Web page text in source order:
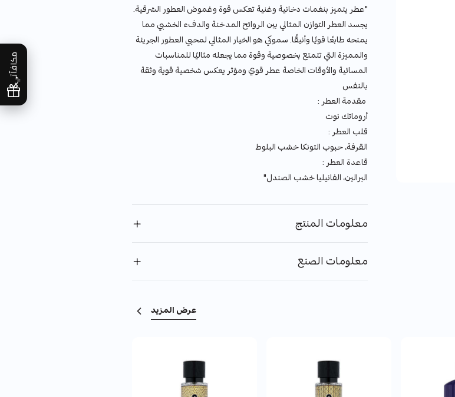
مكافآتي
"عطر يتميز بنغمات دخانية وغنية تعكس قوة وغموض العطور الشرقية.
يجسد العطر التوازن المثالي بين الروائح المدخنة والدفء الخشبي مما
يمنحه طابعًا قويًا وأنيقًا. سموكي هو الخيار المثالي لمحبي العطور الجريئة
والمميزة التي تتمتع بخصوصية وقوة مما يجعله مثاليًا للمناسبات
المسائية والأوقات الخاصة عطر قوي ومؤثر يعكس شخصية قوية وثقة
بالنفس
مقدمة العطر :
أروماتك نوت
قلب العطر :
القرفة، حبوب التونكا خشب البلوط
قاعدة العطر :
البرالين، الفانيليا خشب الصندل"
معلومات المنتج
معلومات الصنع
عرض المزيد